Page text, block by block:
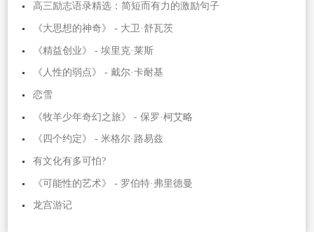
高三励志语录精选：简短而有力的激励句子
《大思想的神奇》 - 大卫·舒瓦茨
《精益创业》 - 埃里克·莱斯
《人性的弱点》 - 戴尔·卡耐基
恋雪
《牧羊少年奇幻之旅》 - 保罗·柯艾略
《四个约定》 - 米格尔·路易兹
有文化有多可怕?
《可能性的艺术》 - 罗伯特·弗里德曼
龙宫游记